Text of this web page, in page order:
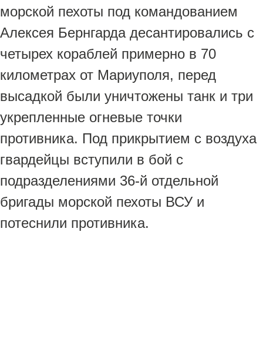
морской пехоты под командованием
Алексея Бернгарда десантировались с
четырех кораблей примерно в 70
километрах от Мариуполя, перед
высадкой были уничтожены танк и три
укрепленные огневые точки
противника. Под прикрытием с воздуха
гвардейцы вступили в бой с
подразделениями 36-й отдельной
бригады морской пехоты ВСУ и
потеснили противника.